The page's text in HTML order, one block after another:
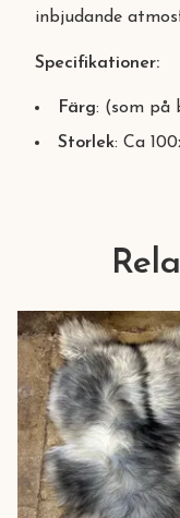
inbjudande
Specifikationer:
Färg: (som på
Storlek: Ca